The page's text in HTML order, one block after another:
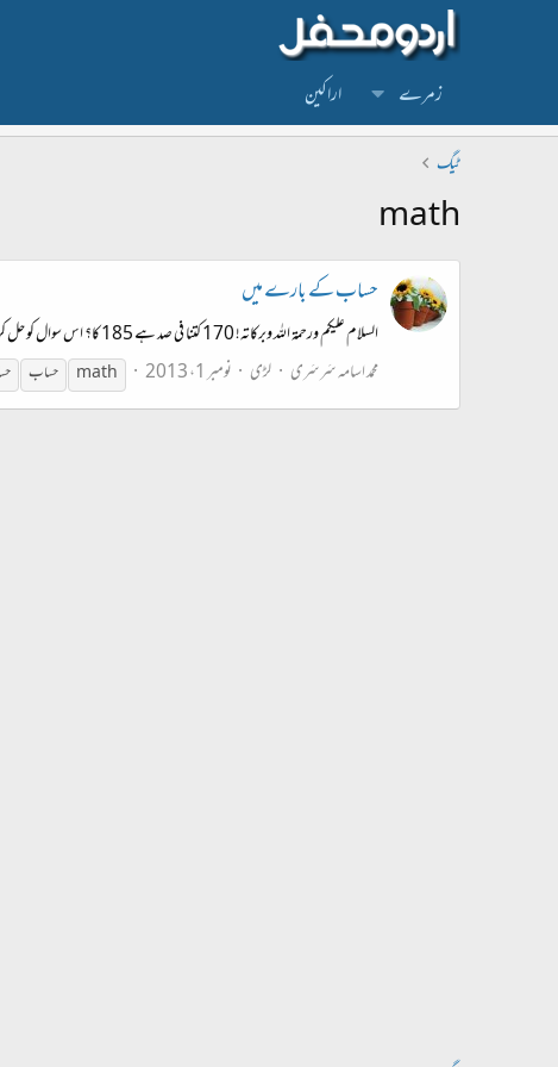
زمرے اراکین
ٹیگ
math
حساب کے بارے میں
السلام علیکم ورحمۃ اللہ وبرکاتہ! 170 کتنا فی صد ہے 185 کا؟ اس سوال کو حل کرنے کا آسان ترین طریقہ کیا ہے؟
محمد اسامہ سَرسَری
لڑی نومبر 1، 2013 math حساب